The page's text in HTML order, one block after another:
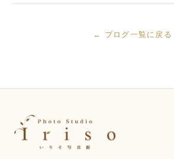
← ブログ一覧に戻る